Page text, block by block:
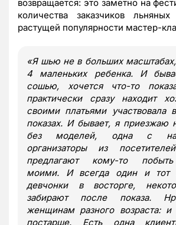
возвращается: это заметно на
количества заказчиков
растущей популярности мастер-
«Я шью не в больших
4 маленьких ребенка. И
сошью, хочется что-то
практически сразу находит
своими платьями участвовала
показах. И бывает, я приезжаю
без моделей, одна с
организаторы из
предлагают кому-то
моими. И всегда один и тот
девчонки в восторге,
забирают после показа.
женщинам разного возраста:
постарше. Есть одна